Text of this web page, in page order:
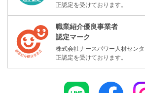
正認定を受けております。
職業紹介優良事業者
認定マーク
株式会社ナースパワー人材セン
正認定を受けております。